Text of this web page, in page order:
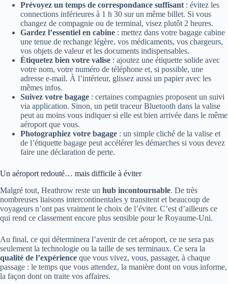
Prévoyez un temps de correspondance suffisant : évitez les
connections inférieures à 1 h 30 sur un même billet. Si vous
changez de compagnie ou de terminal, visez plutôt 2 heures.
Gardez l’essentiel en cabine : mettez dans votre bagage cabine
une tenue de rechange légère, vos médicaments, vos chargeurs,
vos objets de valeur et les documents indispensables.
Étiquetez bien votre valise : ajoutez une étiquette solide avec
votre nom, votre numéro de téléphone et, si possible, une
adresse e-mail. À l’intérieur, glissez aussi un papier avec les
mêmes infos.
Suivez votre bagage : certaines compagnies proposent un suivi
via application. Sinon, un petit traceur Bluetooth dans la valise
peut au moins vous indiquer si elle est bien arrivée dans le même
aéroport que vous.
Photographiez votre bagage : un simple cliché de la valise et
de l’étiquette bagage peut accélérer les démarches si vous devez
faire une déclaration de perte.
Un aéroport redouté… mais difficile à éviter
Malgré tout, Heathrow reste un hub incontournable. De très
nombreuses liaisons intercontinentales y transitent et beaucoup de
voyageurs n’ont pas vraiment le choix de l’éviter. C’est d’ailleurs ce
qui rend ce classement encore plus sensible pour le Royaume-Uni.
Au final, ce qui déterminera l’avenir de cet aéroport, ce ne sera pas
seulement la technologie ou la taille de ses terminaux. Ce sera la
qualité de l’expérience que vous vivez, vous, passager, à chaque
passage : le temps que vous attendez, la manière dont on vous informe,
la façon dont on traite vos affaires.